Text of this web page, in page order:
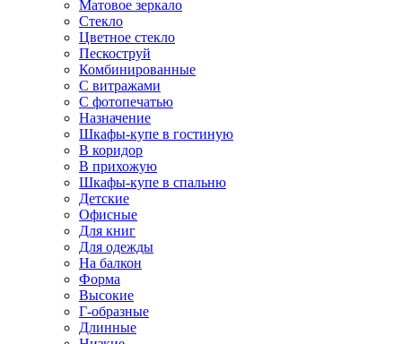
Матовое зеркало
Стекло
Цветное стекло
Пескоструй
Комбинированные
С витражами
С фотопечатью
Назначение
Шкафы-купе в гостиную
В коридор
В прихожую
Шкафы-купе в спальню
Детские
Офисные
Для книг
Для одежды
На балкон
Форма
Высокие
Г-образные
Длинные